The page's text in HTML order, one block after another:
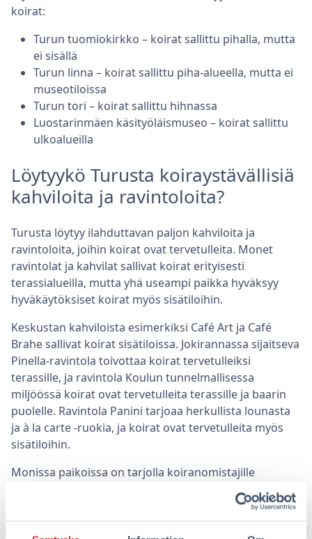
koirat:
Turun tuomiokirkko – koirat sallittu pihalla, mutta
ei sisällä
Turun linna – koirat sallittu piha-alueella, mutta ei
museotiloissa
Turun tori – koirat sallittu hihnassa
Luostarinmäen käsityöläismuseo – koirat sallittu
ulkoalueilla
Löytyykö Turusta koiraystävällisiä
kahviloita ja ravintoloita?
Turusta löytyy ilahduttavan paljon kahviloita ja
ravintoloita, joihin koirat ovat tervetulleita. Monet
ravintolat ja kahvilat sallivat koirat erityisesti
terassialueilla, mutta yhä useampi paikka hyväksyy
hyväkäytöksiset koirat myös sisätiloihin.
Keskustan kahviloista esimerkiksi Café Art ja Café
Brahe sallivat koirat sisätiloissa. Jokirannassa sijaitseva
Pinella-ravintola toivottaa koirat tervetulleiksi
terassille, ja ravintola Koulun tunnelmallisessa
miljöössä koirat ovat tervetulleita terassille ja baarin
puolelle. Ravintola Panini tarjoaa herkullista lounasta
ja à la carte -ruokia, ja koirat ovat tervetulleita myös
sisätiloihin.
Monissa paikoissa on tarjolla koiranomistajille
erityispalveluja, kuten vesikuppeja ja koirankeksejä.
Joillakin terasseilla, kuten ravintola Teinin terassilla, on
jopa erityisiä “koirapaikkoja”, joihin voit tuoda